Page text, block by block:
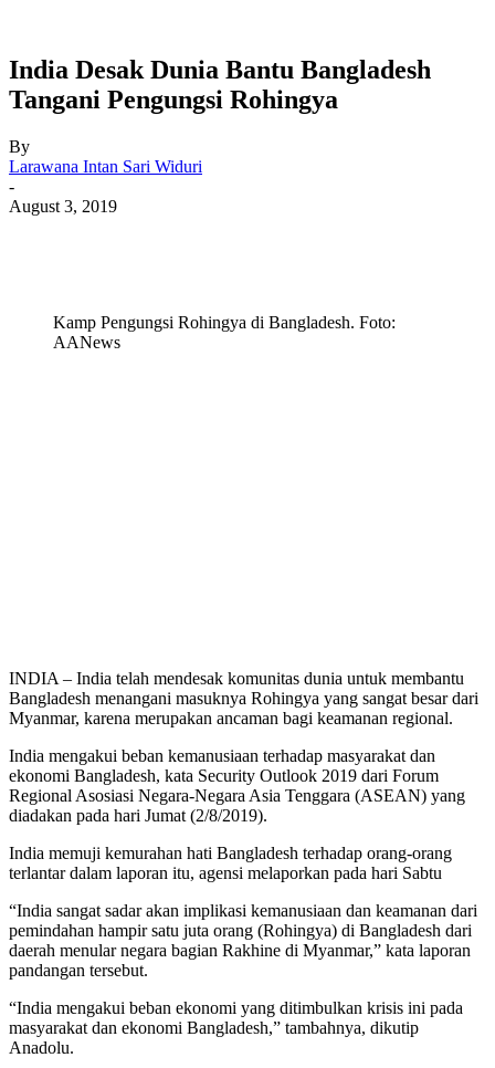
India Desak Dunia Bantu Bangladesh
Tangani Pengungsi Rohingya
By
Larawana Intan Sari Widuri
-
August 3, 2019
Kamp Pengungsi Rohingya di Bangladesh. Foto:
AANews
INDIA – India telah mendesak komunitas dunia untuk membantu
Bangladesh menangani masuknya Rohingya yang sangat besar dari
Myanmar, karena merupakan ancaman bagi keamanan regional.
India mengakui beban kemanusiaan terhadap masyarakat dan
ekonomi Bangladesh, kata Security Outlook 2019 dari Forum
Regional Asosiasi Negara-Negara Asia Tenggara (ASEAN) yang
diadakan pada hari Jumat (2/8/2019).
India memuji kemurahan hati Bangladesh terhadap orang-orang
terlantar dalam laporan itu, agensi melaporkan pada hari Sabtu
“India sangat sadar akan implikasi kemanusiaan dan keamanan dari
pemindahan hampir satu juta orang (Rohingya) di Bangladesh dari
daerah menular negara bagian Rakhine di Myanmar,” kata laporan
pandangan tersebut.
“India mengakui beban ekonomi yang ditimbulkan krisis ini pada
masyarakat dan ekonomi Bangladesh,” tambahnya, dikutip
Anadolu.